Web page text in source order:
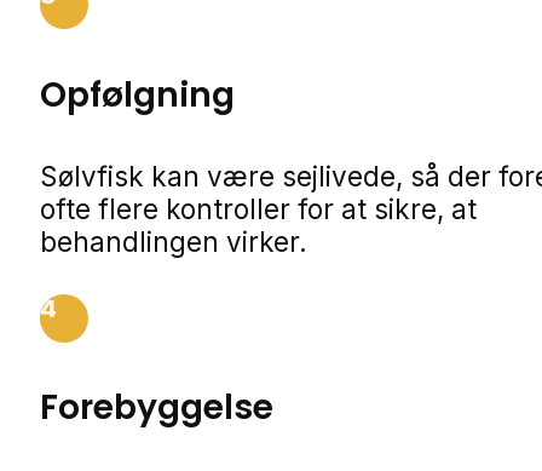
Opfølgning
Sølvfisk kan være sejlivede, så der
ofte flere kontroller for at sikre, at
behandlingen virker.
4
Forebyggelse